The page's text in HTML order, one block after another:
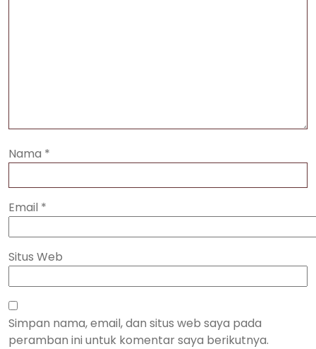
Nama *
Email *
Situs Web
Simpan nama, email, dan situs web saya pada
peramban ini untuk komentar saya berikutnya.